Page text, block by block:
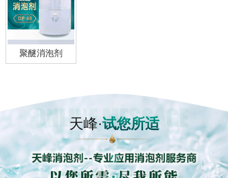
聚醚消泡剂
天峰·试您所适